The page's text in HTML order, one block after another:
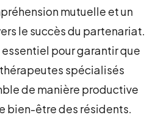
mutuelle et un
le succès du partenariat.
pour garantir que
spécialisés
de manière productive
bien-être des résidents.